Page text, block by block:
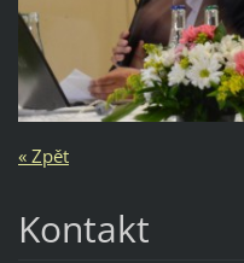
« Zpět
Kontakt